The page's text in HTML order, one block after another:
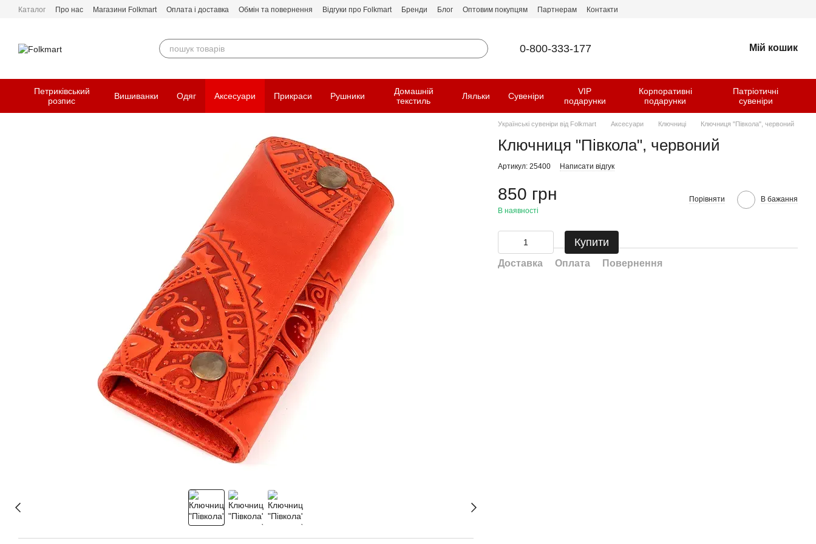
Перейти до основного контенту
Каталог Про нас Магазини Folkmart Оплата і доставка Обмін та повернення Відгуки про Folkmart Бренди Блог Оптовим покупцям Партнерам Контакти
0-800-333-177 Мій кошик
Петриківський
розпис
Вишиванки Одяг Аксесуари Прикраси Рушники
Домашній
текстиль
Ляльки Сувеніри
VIP
подарунки
Корпоративні
подарунки
Патріотичні
сувеніри
Українські сувеніри від Folkmart Аксесуари Ключниці Ключниця "Півкола", червоний
Ключниця "Півкола", червоний
Артикул: 25400 Написати відгук
850 грн
В наявності
Порівняти В бажання
Купити
Доставка Оплата Повернення